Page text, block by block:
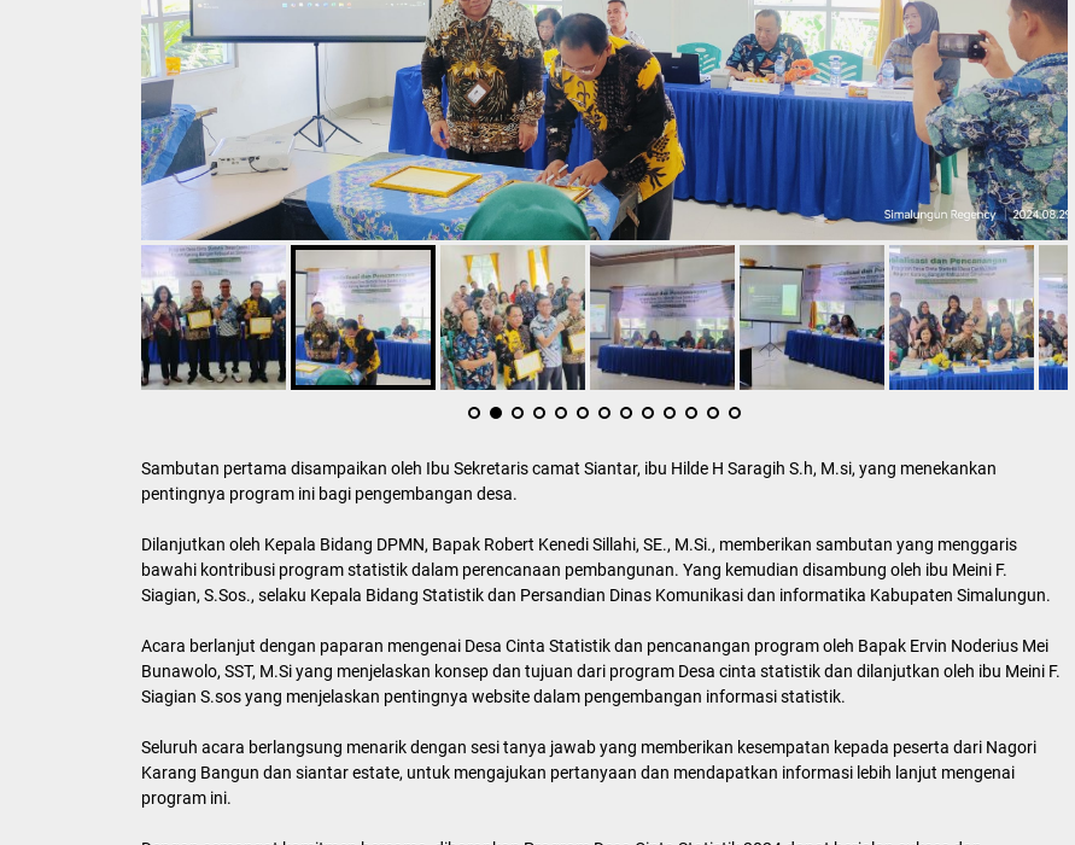
Sambutan pertama disampaikan oleh Ibu Sekretaris camat Siantar, ibu Hilde H Saragih S.h, M.si, yang menekankan
pentingnya program ini bagi pengembangan desa.
Dilanjutkan oleh Kepala Bidang DPMN, Bapak Robert Kenedi Sillahi, SE., M.Si., memberikan sambutan yang menggaris
bawahi kontribusi program statistik dalam perencanaan pembangunan. Yang kemudian disambung oleh ibu Meini F.
Siagian, S.Sos., selaku Kepala Bidang Statistik dan Persandian Dinas Komunikasi dan informatika Kabupaten Simalungun.
Acara berlanjut dengan paparan mengenai Desa Cinta Statistik dan pencanangan program oleh Bapak Ervin Noderius Mei
Bunawolo, SST, M.Si yang menjelaskan konsep dan tujuan dari program Desa cinta statistik dan dilanjutkan oleh ibu Meini F.
Siagian S.sos yang menjelaskan pentingnya website dalam pengembangan informasi statistik.
Seluruh acara berlangsung menarik dengan sesi tanya jawab yang memberikan kesempatan kepada peserta dari Nagori
Karang Bangun dan siantar estate, untuk mengajukan pertanyaan dan mendapatkan informasi lebih lanjut mengenai
program ini.